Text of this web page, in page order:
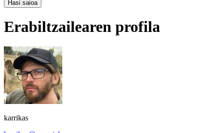
Hasi saioa
Erabiltzailearen profila
karrikas